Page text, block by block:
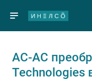
AC-AC
Technologies